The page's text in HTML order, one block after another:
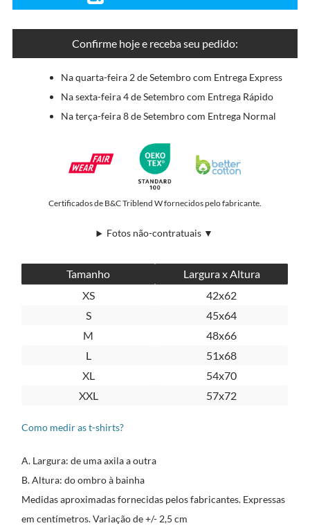
Confirme hoje e receba seu pedido:
Na quarta-feira 2 de Setembro com Entrega Express
Na sexta-feira 4 de Setembro com Entrega Rápido
Na terça-feira 8 de Setembro com Entrega Normal
Certificados de B&C Triblend W fornecidos pelo fabricante.
Fotos não-contratuais ▼
Tamanho
Largura x Altura
XS
42x62
S
45x64
M
48x66
L
51x68
XL
54x70
XXL
57x72
Como medir as t-shirts?
A. Largura: de uma axila a outra
B. Altura: do ombro à bainha
Medidas aproximadas fornecidas pelos fabricantes. Expressas
em centímetros. Variação de +/- 2,5 cm